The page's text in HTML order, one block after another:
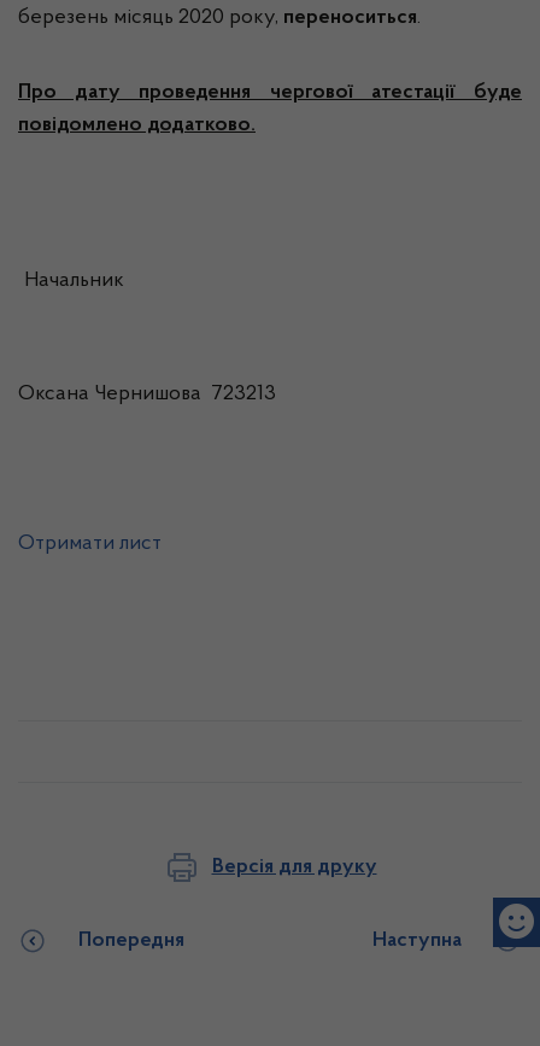
березень місяць 2020 року, переноситься.
Про дату проведення чергової атестації буде
повідомлено додатково.
Начальник
Оксана Чернишова 723213
Отримати лист
Версія для друку
Попередня Наступна